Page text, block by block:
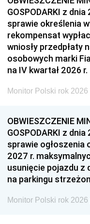
GOSPODARKI z
sprawie określenia
rekompensat
wniosły przedpłaty
osobowych marki
na IV kwartał 2026 r.
Monitor Polski rok
OBWIESZCZENIE
GOSPODARKI z
sprawie ogłoszenia
2027 r.
usunięcie pojazdu z
na parkingu
Monitor Polski rok 2026